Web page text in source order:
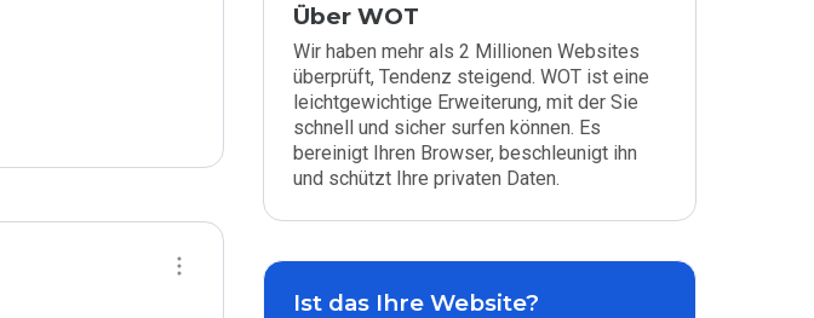
Über WOT
Wir haben mehr als 2 Millionen Websites
überprüft, Tendenz steigend. WOT ist eine
leichtgewichtige Erweiterung, mit der Sie
schnell und sicher surfen können. Es
bereinigt Ihren Browser, beschleunigt ihn
und schützt Ihre privaten Daten.
Ist das Ihre Website?